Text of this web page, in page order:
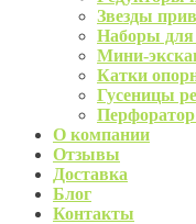
Звезды
Наборы
Мини-
Катки
Гусеницы
О компании
Отзывы
Доставка
Блог
Контакты